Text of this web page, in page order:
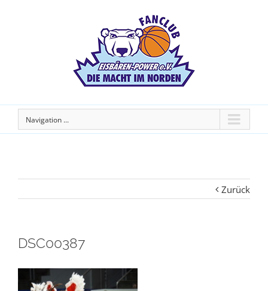
Navigation ...
Zurück
DSC00387